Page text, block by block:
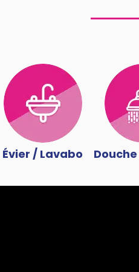
Évier / Lavabo